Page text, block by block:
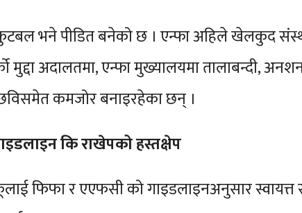
भने पीडित बनेको छ । एन्फा अहिले खेलकुद संस्था
मुद्दा अदालतमा, एन्फा मुख्यालयमा तालाबन्दी,
छविसमेत कमजोर बनाइरहेका छन् ।
कि राखेपको हस्तक्षेप
फिफा र एएफसी को गाइडलाइनअनुसार स्वायत्त